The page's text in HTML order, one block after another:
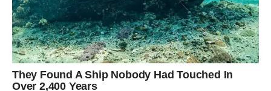
PREUZMITE BESPLATNO!
⋆ KNJIGA SA RECEPTIMA ⋆
Upiši svoj email i preuzmi BESPLATNU
knjigu s receptima! Uživaj u jednostavnim